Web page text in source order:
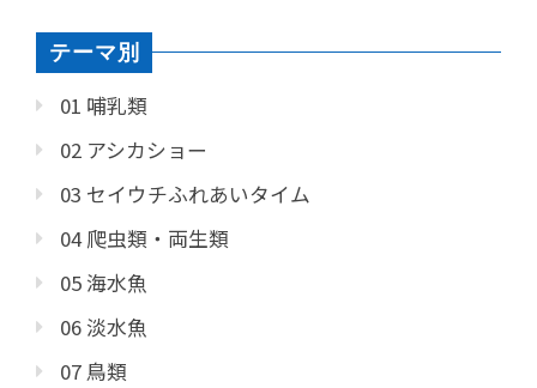
テーマ別
01 哺乳類
02 アシカショー
03 セイウチふれあいタイム
04 爬虫類・両生類
05 海水魚
06 淡水魚
07 鳥類